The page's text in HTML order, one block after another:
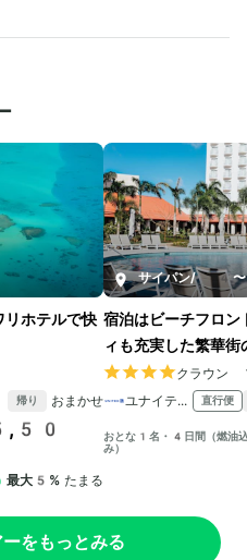
リホテルで快
帰り おまかせ
最大5% たまる
サイパン/ 4〜
宿泊はビーチフロン
ィも充実した繁華街
クラウン
ユナイテッド航空
直行便
おとな1名・4日間（燃油
み）
をもっとみる